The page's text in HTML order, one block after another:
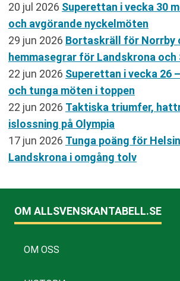
20 jul 2026 Superettan i vecka 30
och avgörande nyckelmöten
29 jun 2026 Bortaskräll för Norrby
hemmasegrar för Landskrona och
22 jun 2026 Superettan i vecka 26
och tunga möten i toppen
22 jun 2026 Taktiska triumfer,
islossning på Olympia
17 jun 2026 Tunga poäng för
Landskrona i omgång tolv
OM ALLSVENSKANTABELL.SE
OM OSS